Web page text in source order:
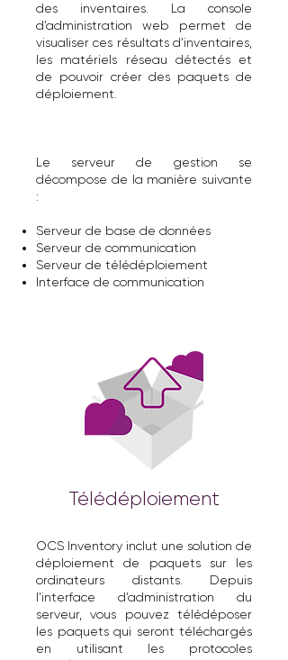
des inventaires. La console
d’administration web permet de
visualiser ces résultats d’inventaires,
les matériels réseau détectés et
de pouvoir créer des paquets de
déploiement.
Le serveur de gestion se
décompose de la manière suivante
:
Serveur de base de données
Serveur de communication
Serveur de télédéploiement
Interface de communication
Télédéploiement
OCS Inventory inclut une solution de
déploiement de paquets sur les
ordinateurs distants. Depuis
l’interface d’administration du
serveur, vous pouvez télédéposer
les paquets qui seront téléchargés
en utilisant les protocoles